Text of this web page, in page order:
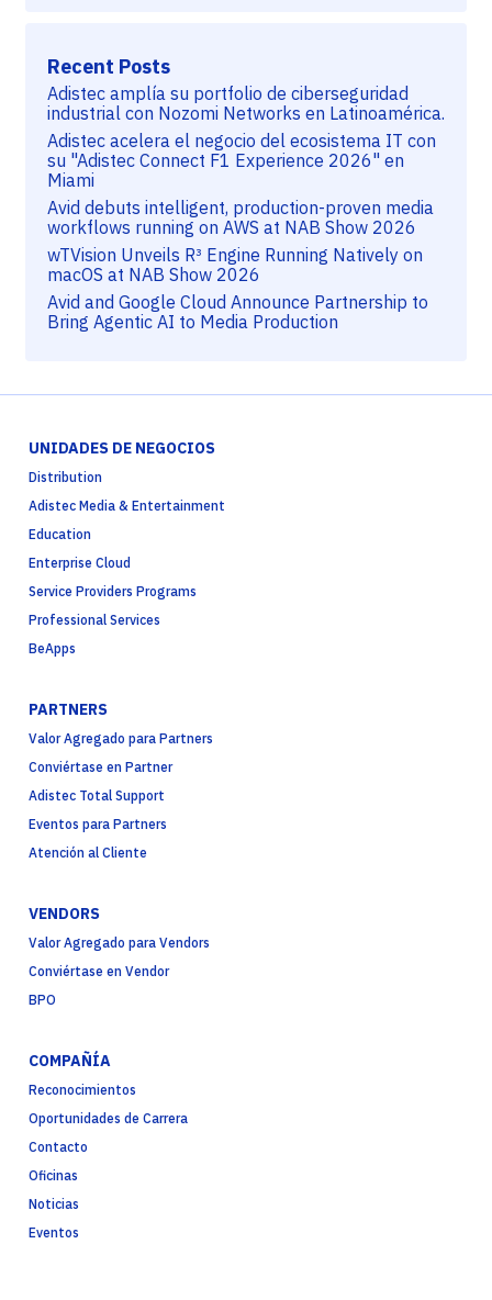
Recent Posts
Adistec amplía su portfolio de ciberseguridad
industrial con Nozomi Networks en Latinoamérica.
Adistec acelera el negocio del ecosistema IT con
su "Adistec Connect F1 Experience 2026" en
Miami
Avid debuts intelligent, production-proven media
workflows running on AWS at NAB Show 2026
wTVision Unveils R³ Engine Running Natively on
macOS at NAB Show 2026
Avid and Google Cloud Announce Partnership to
Bring Agentic AI to Media Production
UNIDADES DE NEGOCIOS
Distribution
Adistec Media & Entertainment
Education
Enterprise Cloud
Service Providers Programs
Professional Services
BeApps
PARTNERS
Valor Agregado para Partners
Conviértase en Partner
Adistec Total Support
Eventos para Partners
Atención al Cliente
VENDORS
Valor Agregado para Vendors
Conviértase en Vendor
BPO
COMPAÑÍA
Reconocimientos
Oportunidades de Carrera
Contacto
Oficinas
Noticias
Eventos